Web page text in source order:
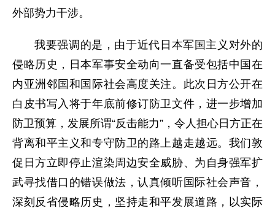
外部势力干涉。
我要强调的是，由于近代日本军国主义对外的
侵略历史，日本军事安全动向一直备受包括中国在
内亚洲邻国和国际社会高度关注。此次日方公开在
白皮书写入将于年底前修订防卫文件，进一步增加
防卫预算，发展所谓“反击能力”，令人担心日方正在
背离和平主义和专守防卫的路上越走越远。我们敦
促日方立即停止渲染周边安全威胁、为自身强军扩
武寻找借口的错误做法，认真倾听国际社会声音，
深刻反省侵略历史，坚持走和平发展道路，以实际